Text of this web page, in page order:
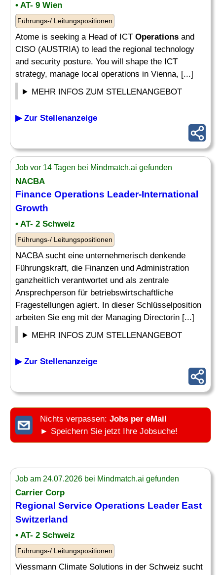
• AT- 9 Wien
Führungs-/ Leitungspositionen
Atome is seeking a Head of ICT Operations and
CISO (AUSTRIA) to lead the regional technology
and security posture. You will shape the ICT
strategy, manage local operations in Vienna, [...]
MEHR INFOS ZUM STELLENANGEBOT
▶ Zur Stellenanzeige
Job vor 14 Tagen bei Mindmatch.ai gefunden
NACBA
Finance Operations Leader-International
Growth
• AT- 2 Schweiz
Führungs-/ Leitungspositionen
NACBA sucht eine unternehmerisch denkende
Führungskraft, die Finanzen und Administration
ganzheitlich verantwortet und als zentrale
Ansprechperson für betriebswirtschaftliche
Fragestellungen agiert. In dieser Schlüsselposition
arbeiten Sie eng mit der Managing Directorin [...]
MEHR INFOS ZUM STELLENANGEBOT
▶ Zur Stellenanzeige
Nichts verpassen: Jobs per eMail
► Speichern Sie jetzt Ihre Jobsuche!
Job am 24.07.2026 bei Mindmatch.ai gefunden
Carrier Corp
Regional Service Operations LeaderEast
Switzerland
• AT- 2 Schweiz
Führungs-/ Leitungspositionen
Viessmann Climate Solutions in der Schweiz sucht